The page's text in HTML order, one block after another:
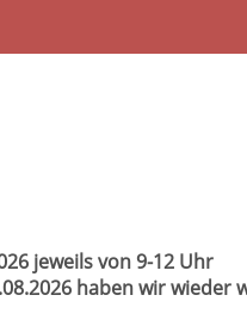
jeweils von 9-12 Uhr
haben wir wieder